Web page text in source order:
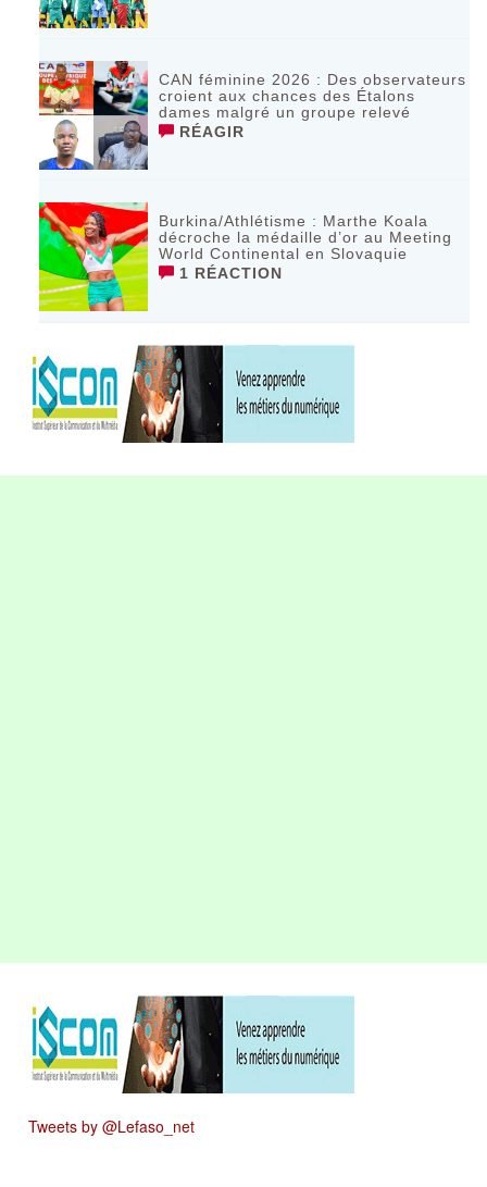
CAN féminine 2026 : Des observateurs
croient aux chances des Étalons
dames malgré un groupe relevé
RÉAGIR
Burkina/Athlétisme : Marthe Koala
décroche la médaille d’or au Meeting
World Continental en Slovaquie ‎
1 RÉACTION
Tweets by @Lefaso_net